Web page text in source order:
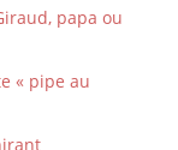
papa ou
« pipe au